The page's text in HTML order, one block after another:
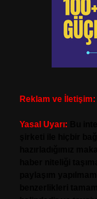
Reklam ve İletişim:
Yasal Uyarı: